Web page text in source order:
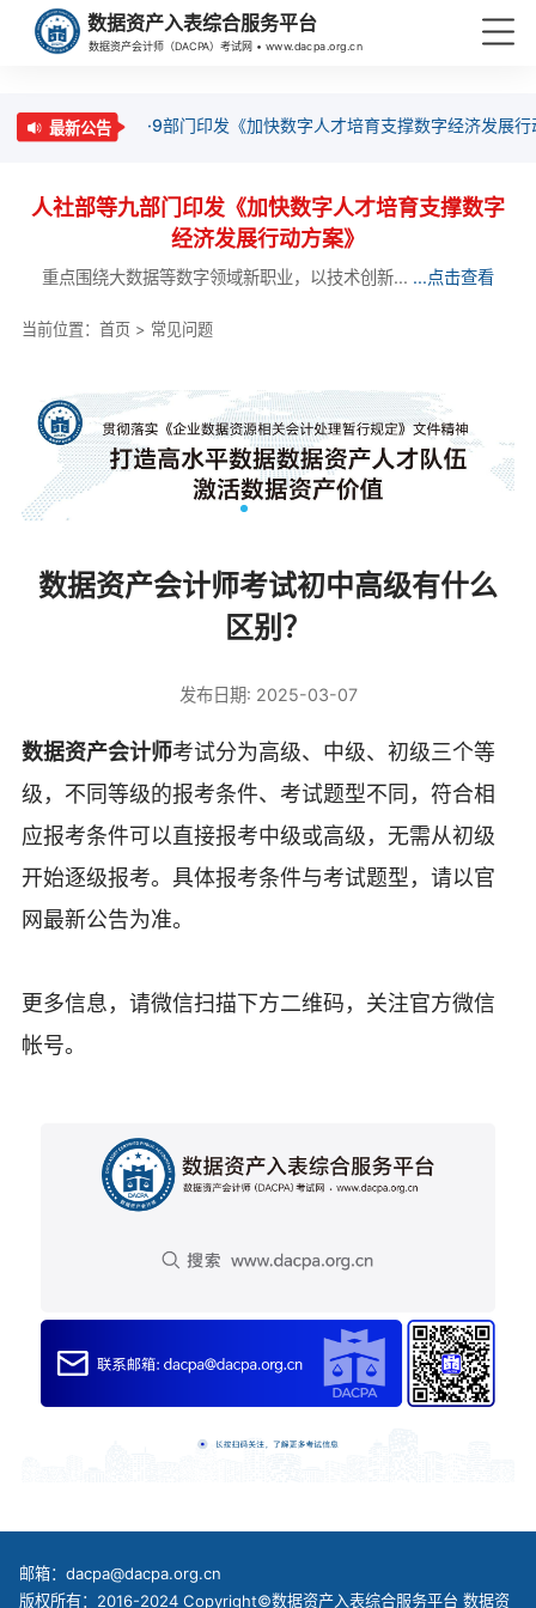
数据资产入表综合服务平台
数据资产会计师（DACPA）考试网 • www.dacpa.org.cn
最新公告 ·9部门印发《加快数字人才培育支撑数字经济发展
人社部等九部门印发《加快数字人才培育支撑数字
经济发展行动方案》
重点围绕大数据等数字领域新职业，以技术创新... ...点击查看
当前位置： 首页> 常见问题
数据资产会计师考试初中高级有什么
区别？
发布日期: 2025-03-07
数据资产会计师考试分为高级、中级、初级三个等
级，不同等级的报考条件、考试题型不同，符合相
应报考条件可以直接报考中级或高级，无需从初级
开始逐级报考。具体报考条件与考试题型，请以官
网最新公告为准。
更多信息，请微信扫描下方二维码，关注官方微信
帐号。
邮箱：dacpa@dacpa.org.cn
版权所有：2016-2024 Copyright©数据资产入表综合服务平台 数据资